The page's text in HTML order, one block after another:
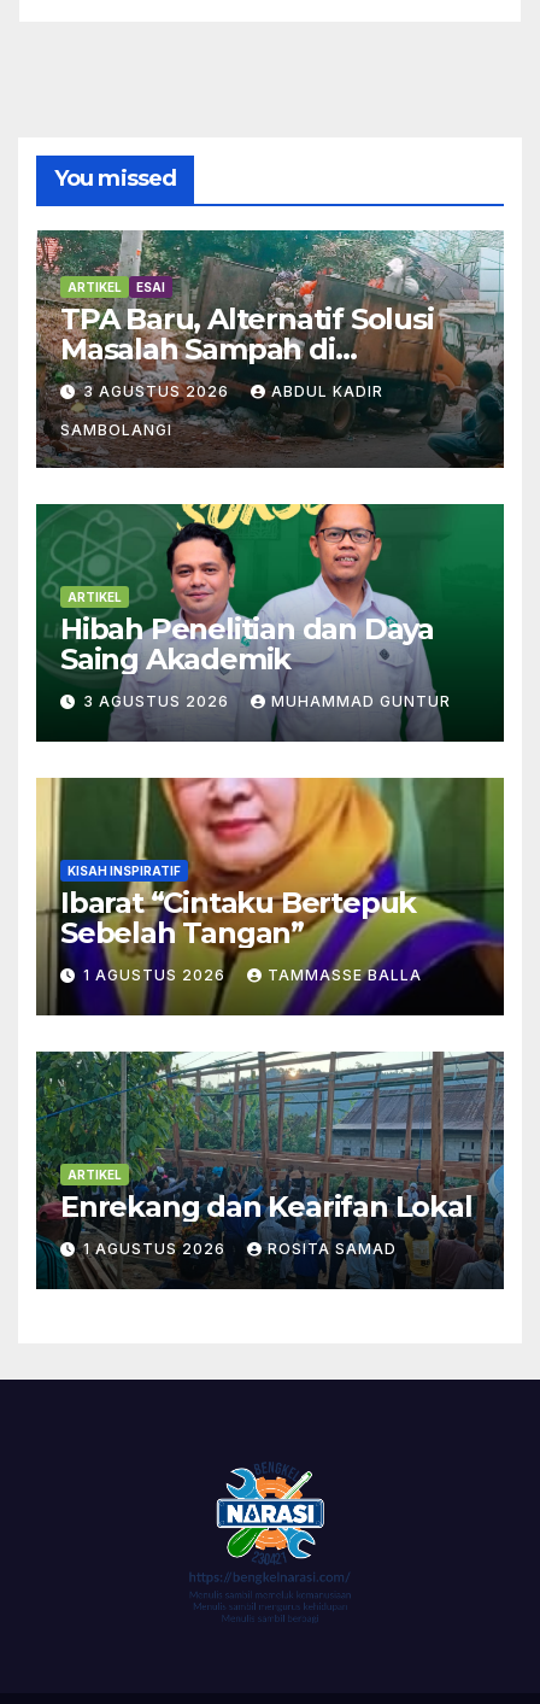
You missed
ARTIKEL ESAI
TPA Baru, Alternatif Solusi
Masalah Sampah di
Enrekang
3 AGUSTUS 2026 ABDUL KADIR
SAMBOLANGI
ARTIKEL
Hibah Penelitian dan Daya
Saing Akademik
3 AGUSTUS 2026 MUHAMMAD GUNTUR
KISAH INSPIRATIF
Ibarat “Cintaku Bertepuk
Sebelah Tangan”
1 AGUSTUS 2026 TAMMASSE BALLA
ARTIKEL
Enrekang dan Kearifan Lokal
1 AGUSTUS 2026 ROSITA SAMAD